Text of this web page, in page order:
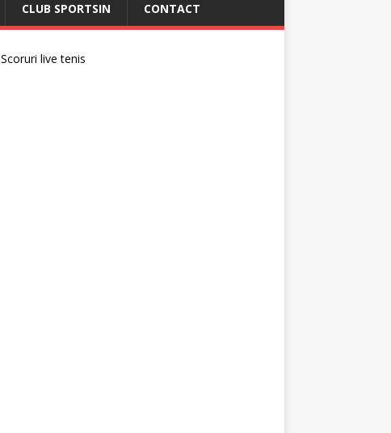
CLUB SPORTSIN CONTACT
Scoruri live tenis